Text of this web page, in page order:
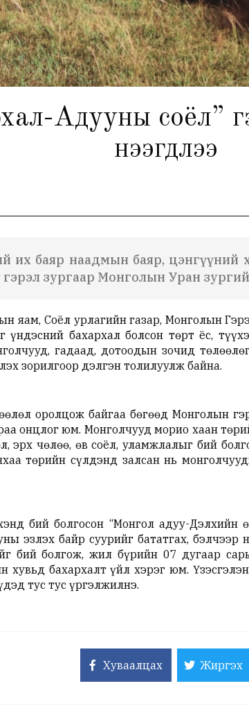
Адууны соёл”
нээгдлээ
их баяр наадмын баяр, цэнгүүний
гэрэл зургаар Монголын Уран
яам, Соёл урлагийн газар, Монголын
үндэсний бахархал болсон төрт ёс,
гадаад, дотоодын зочид
зорилгоор дэлгэн толилуулж байна.
оролцож байгаа бөгөөд Монголын
онцлог юм. Монголчууд морио хаан
эрх чөлөө, өв соёл, уламжлалыг бий
төрийн сүлдэнд залсан нь
бий болгосон “Монгол адуу-Дэлхийн
эзлэх байр суурийг бататгах,
бий болгож, жил бүрийн 07 дугаар
хувьд бахархалт үйл хэрэг юм.
тус тус үргэлжилнэ.
Хуваалцах Жиргэх